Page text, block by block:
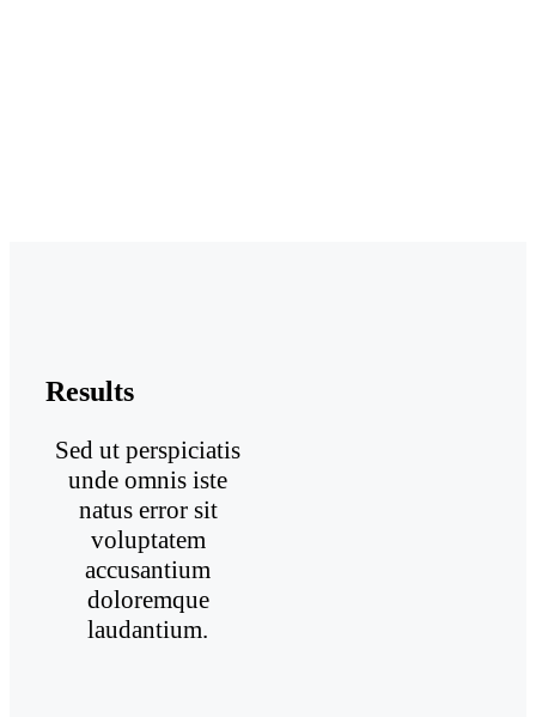
Results
Sed ut perspiciatis
unde omnis iste
natus error sit
voluptatem
accusantium
doloremque
laudantium.